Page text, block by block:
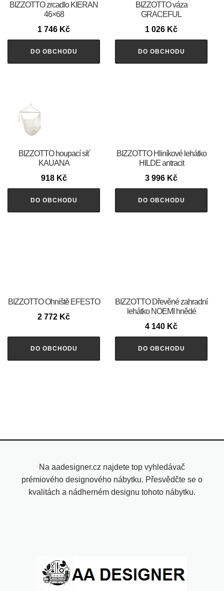
BIZZOTTO zrcadlo KIERAN
46×68
1 746 Kč
DO OBCHODU
BIZZOTTO váza
GRACEFUL
1 026 Kč
DO OBCHODU
BIZZOTTO houpací síť
KAUANA
918 Kč
DO OBCHODU
BIZZOTTO Hliníkové lehátko
HILDE antracit
3 996 Kč
DO OBCHODU
BIZZOTTO Ohniště EFESTO
2 772 Kč
DO OBCHODU
BIZZOTTO Dřevěné zahradní
lehátko NOEMI hnědé
4 140 Kč
DO OBCHODU
Na aadesigner.cz najdete top vyhledávač
prémiového designového nábytku. Přesvědčte se o
kvalitách a nádherném designu tohoto nábytku.